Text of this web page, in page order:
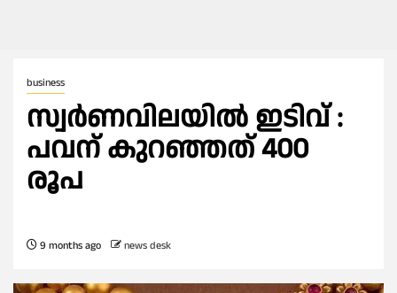
business
സ്വര്‍ണവിലയില്‍ ഇടിവ് :
പവന് കുറഞ്ഞത് 400
രൂപ
9 months ago news desk